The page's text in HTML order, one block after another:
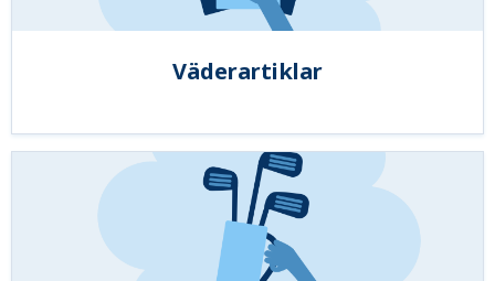
Väderartiklar